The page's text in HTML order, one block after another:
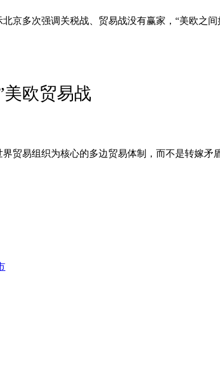
京多次强调关税战、贸易战没有赢家，“美欧之
美欧贸易战
贸易组织为核心的多边贸易体制，而不是转嫁矛盾